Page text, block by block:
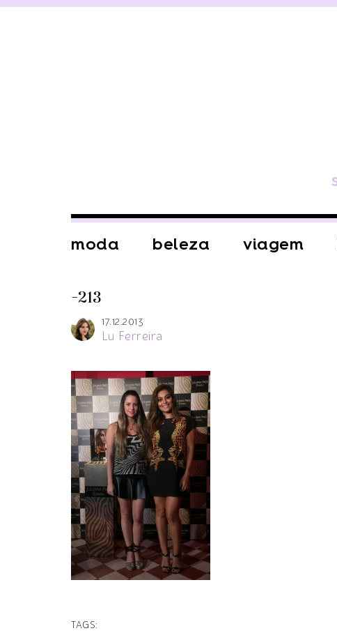
moda beleza viagem
-213
17.12.2013
Lu Ferreira
TAGS: